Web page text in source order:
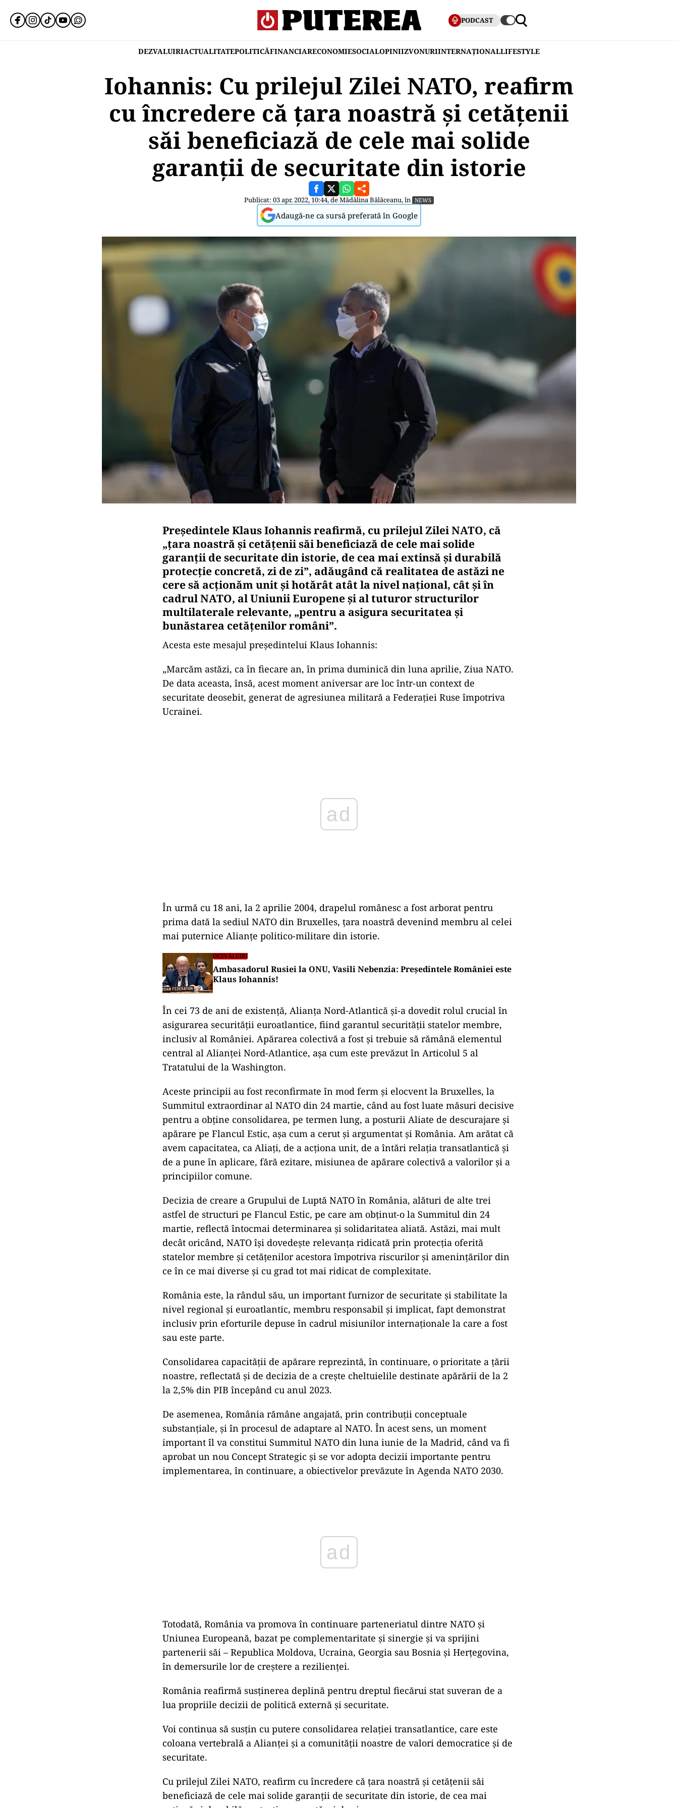
PODCAST
DEZVALUIRIACTUALITATEPOLITICĂFINANCIARECONOMIESOCIALOPINIIZVONURIINTERNAȚIONALLIFESTYLE
Iohannis: Cu prilejul Zilei NATO, reafirm
cu încredere că ţara noastră şi cetăţenii
săi beneficiază de cele mai solide
garanţii de securitate din istorie
Publicat: 03 apr. 2022, 10:44, deMădălina Bălăceanu, în NEWS
Adaugă-ne ca sursă preferată în Google
Preşedintele Klaus Iohannis reafirmă, cu prilejul Zilei NATO, că
„ţara noastră şi cetăţenii săi beneficiază de cele mai solide
garanţii de securitate din istorie, de cea mai extinsă şi durabilă
protecţie concretă, zi de zi”, adăugând că realitatea de astăzi ne
cere să acţionăm unit şi hotărât atât la nivel naţional, cât şi în
cadrul NATO, al Uniunii Europene şi al tuturor structurilor
multilaterale relevante, „pentru a asigura securitatea şi
bunăstarea cetăţenilor români”.
Acesta este mesajul preşedintelui Klaus Iohannis:
„Marcăm astăzi, ca în fiecare an, în prima duminică din luna aprilie, Ziua NATO.
De data aceasta, însă, acest moment aniversar are loc într-un context de
securitate deosebit, generat de agresiunea militară a Federaţiei Ruse împotriva
Ucrainei.
În urmă cu 18 ani, la 2 aprilie 2004, drapelul românesc a fost arborat pentru
prima dată la sediul NATO din Bruxelles, ţara noastră devenind membru al celei
mai puternice Alianţe politico-militare din istorie.
DEZVĂLUIRI
Ambasadorul Rusiei la ONU, Vasili Nebenzia: Președintele României este
Klaus Iohannis!
În cei 73 de ani de existenţă, Alianţa Nord-Atlantică şi-a dovedit rolul crucial în
asigurarea securităţii euroatlantice, fiind garantul securităţii statelor membre,
inclusiv al României. Apărarea colectivă a fost şi trebuie să rămână elementul
central al Alianţei Nord-Atlantice, aşa cum este prevăzut în Articolul 5 al
Tratatului de la Washington.
Aceste principii au fost reconfirmate în mod ferm şi elocvent la Bruxelles, la
Summitul extraordinar al NATO din 24 martie, când au fost luate măsuri decisive
pentru a obţine consolidarea, pe termen lung, a posturii Aliate de descurajare şi
apărare pe Flancul Estic, aşa cum a cerut şi argumentat şi România. Am arătat că
avem capacitatea, ca Aliaţi, de a acţiona unit, de a întări relaţia transatlantică şi
de a pune în aplicare, fără ezitare, misiunea de apărare colectivă a valorilor şi a
principiilor comune.
Decizia de creare a Grupului de Luptă NATO în România, alături de alte trei
astfel de structuri pe Flancul Estic, pe care am obţinut-o la Summitul din 24
martie, reflectă întocmai determinarea şi solidaritatea aliată. Astăzi, mai mult
decât oricând, NATO îşi dovedeşte relevanţa ridicată prin protecţia oferită
statelor membre şi cetăţenilor acestora împotriva riscurilor şi ameninţărilor din
ce în ce mai diverse şi cu grad tot mai ridicat de complexitate.
România este, la rândul său, un important furnizor de securitate şi stabilitate la
nivel regional şi euroatlantic, membru responsabil şi implicat, fapt demonstrat
inclusiv prin eforturile depuse în cadrul misiunilor internaţionale la care a fost
sau este parte.
Consolidarea capacităţii de apărare reprezintă, în continuare, o prioritate a ţării
noastre, reflectată şi de decizia de a creşte cheltuielile destinate apărării de la 2
la 2,5% din PIB începând cu anul 2023.
De asemenea, România rămâne angajată, prin contribuţii conceptuale
substanţiale, şi în procesul de adaptare al NATO. În acest sens, un moment
important îl va constitui Summitul NATO din luna iunie de la Madrid, când va fi
aprobat un nou Concept Strategic şi se vor adopta decizii importante pentru
implementarea, în continuare, a obiectivelor prevăzute în Agenda NATO 2030.
ad
Totodată, România va promova în continuare parteneriatul dintre NATO şi
Uniunea Europeană, bazat pe complementaritate şi sinergie şi va sprijini
partenerii săi – Republica Moldova, Ucraina, Georgia sau Bosnia şi Herţegovina,
în demersurile lor de creştere a rezilienţei.
România reafirmă susţinerea deplină pentru dreptul fiecărui stat suveran de a
lua propriile decizii de politică externă şi securitate.
Voi continua să susţin cu putere consolidarea relaţiei transatlantice, care este
coloana vertebrală a Alianţei şi a comunităţii noastre de valori democratice şi de
securitate.
Cu prilejul Zilei NATO, reafirm cu încredere că ţara noastră şi cetăţenii săi
beneficiază de cele mai solide garanţii de securitate din istorie, de cea mai